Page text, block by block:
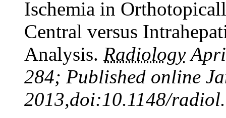
Ischemia in
Central versus
Analysis. Radiology
284; Published online
2013,doi:10.1148/